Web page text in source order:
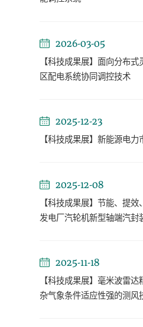
2026-03-05
【科技成果展】面向分布
区配电系统协同调控技术
2025-12-23
【科技成果展】新能源电
2025-12-08
【科技成果展】节能、提
发电厂汽轮机新型轴端汽封
2025-11-18
【科技成果展】毫米波雷
杂气象条件适应性强的测风